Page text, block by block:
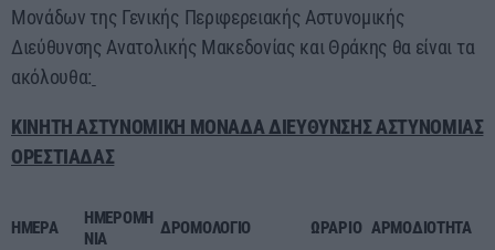
Μονάδων της Γενικής Περιφερειακής Αστυνομικής
Διεύθυνσης Ανατολικής Μακεδονίας και Θράκης θα είναι τα
ακόλουθα:
ΚΙΝΗΤΗ ΑΣΤΥΝΟΜΙΚΗ ΜΟΝΑΔΑ ΔΙΕΥΘΥΝΣΗΣ ΑΣΤΥΝΟΜΙΑΣ
ΟΡΕΣΤΙΑΔΑΣ
ΗΜΕΡΑ
ΗΜΕΡΟΜΗ
ΝΙΑ
ΔΡΟΜΟΛΟΓΙΟ ΩΡΑΡΙΟ ΑΡΜΟΔΙΟΤΗΤΑ